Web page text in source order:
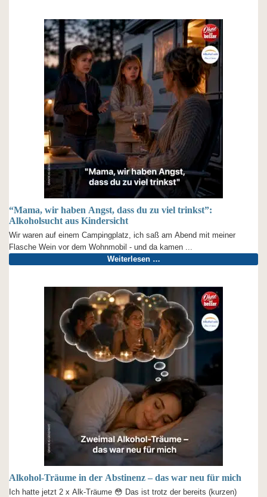
“Mama, wir haben Angst, dass du zu viel trinkst”:
Alkoholsucht aus Kindersicht
Wir waren auf einem Campingplatz, ich saß am Abend mit meiner
Flasche Wein vor dem Wohnmobil - und da kamen ...
Weiterlesen …
Alkohol-Träume in der Abstinenz – das war neu für mich
Ich hatte jetzt 2 x Alk-Träume 😳 Das ist trotz der bereits (kurzen)